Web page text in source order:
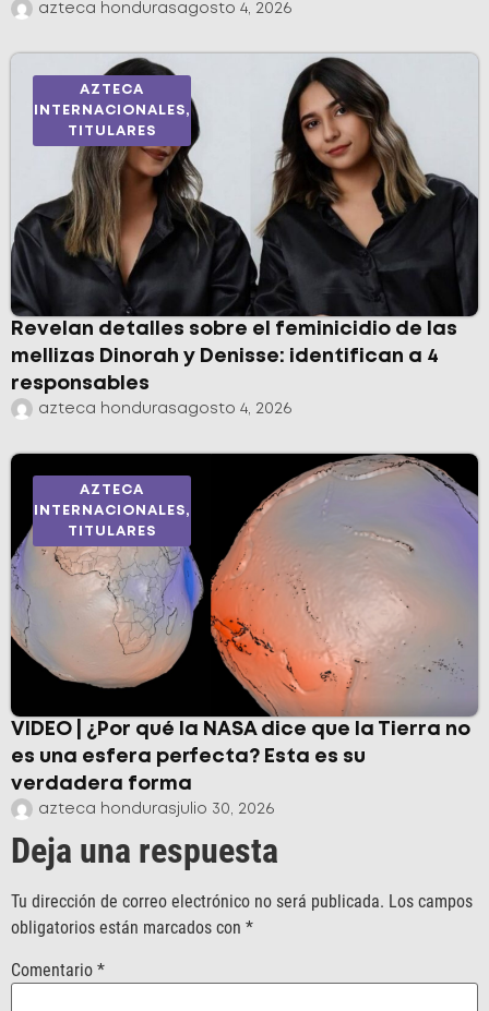
azteca hondurasagosto 4, 2026
AZTECA
INTERNACIONALES,
TITULARES
Revelan detalles sobre el feminicidio de las
mellizas Dinorah y Denisse: identifican a 4
responsables
azteca hondurasagosto 4, 2026
AZTECA
INTERNACIONALES,
TITULARES
VIDEO | ¿Por qué la NASA dice que la Tierra no
es una esfera perfecta? Esta es su
verdadera forma
azteca hondurasjulio 30, 2026
Deja una respuesta
Tu dirección de correo electrónico no será publicada. Los campos
obligatorios están marcados con *
Comentario *